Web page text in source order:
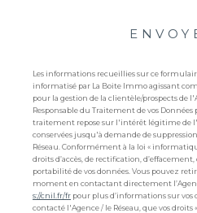
Les informations recueillies sur ce
informatisé par La Boite Immo agissant
pour la gestion de la clientèle/prospects de
Responsable du Traitement de vos Données
traitement repose sur l'intérêt légitime de
conservées jusqu'à demande de
Réseau. Conformément à la loi «
droits d’accès, de rectification,
portabilité de vos données. Vous pouvez
moment en contactant directement
s://cnil.fr/fr pour plus d’informations sur vos
contacté l'Agence / le Réseau, que vos